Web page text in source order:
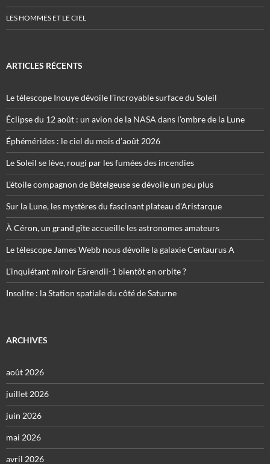
LES HOMMES ET LE CIEL
ARTICLES RÉCENTS
Le télescope Inouye dévoile l’incroyable surface du Soleil
Éclipse du 12 août : un avion de la NASA dans l’ombre de la Lune
Éphémérides : le ciel du mois d’août 2026
Le Soleil se lève, rougi par les fumées des incendies
L’étoile compagnon de Bételgeuse se dévoile un peu plus
Sur la Lune, les mystères du fascinant plateau d’Aristarque
À Céron, un grand gîte accueille les astronomes amateurs
Le télescope James Webb nous dévoile la galaxie Centaurus A
L’inquiétant miroir Eärendil-1 bientôt en orbite ?
Insolite : la Station spatiale du côté de Saturne
ARCHIVES
août 2026
juillet 2026
juin 2026
mai 2026
avril 2026